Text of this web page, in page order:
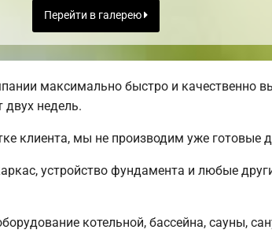
Перейти в галерею
максимально быстро и качественно
двух недель.
клиента, мы не производим уже
устройство фундамента и любые
котельной, бассейна, сауны,